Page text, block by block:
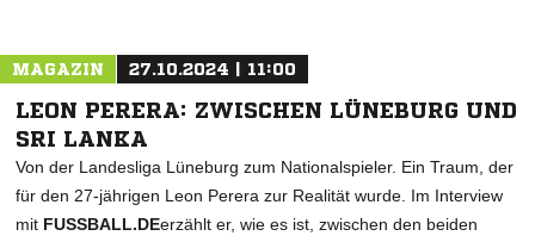
MAGAZIN 27.10.2024 | 11:00
LEON PERERA: ZWISCHEN LÜNEBURG UND
SRI LANKA
Von der Landesliga Lüneburg zum Nationalspieler. Ein Traum, der
für den 27-jährigen Leon Perera zur Realität wurde. Im Interview
mit FUSSBALL.DEerzählt er, wie es ist, zwischen den beiden